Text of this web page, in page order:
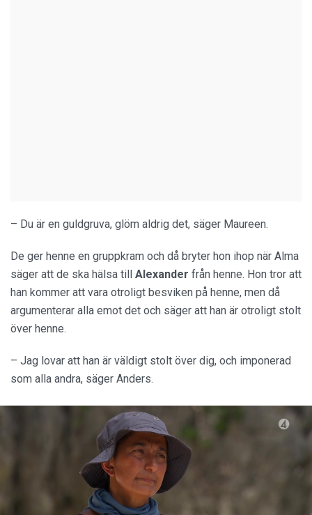
– Du är en guldgruva, glöm aldrig det, säger Maureen.
De ger henne en gruppkram och då bryter hon ihop när Alma
säger att de ska hälsa till Alexander från henne. Hon tror att
han kommer att vara otroligt besviken på henne, men då
argumenterar alla emot det och säger att han är otroligt stolt
över henne.
– Jag lovar att han är väldigt stolt över dig, och imponerad
som alla andra, säger Anders.